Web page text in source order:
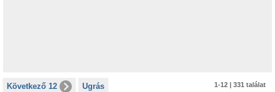
Következő 12 Ugrás 1-12 | 331 találat